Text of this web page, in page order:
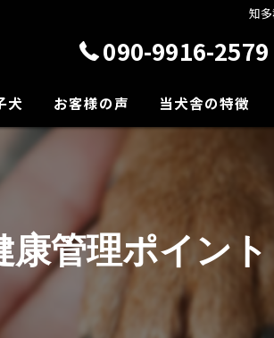
知
090-9916-2579
犬 お客様の声 当犬舎の特徴
小型犬
中型犬
大型犬
康管理ポイント